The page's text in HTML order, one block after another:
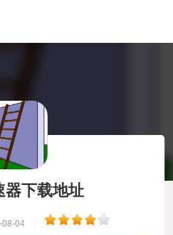
器下载地址
08-04